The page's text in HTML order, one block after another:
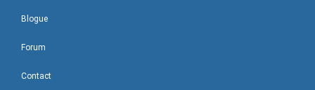
Blogue
Forum
Contact